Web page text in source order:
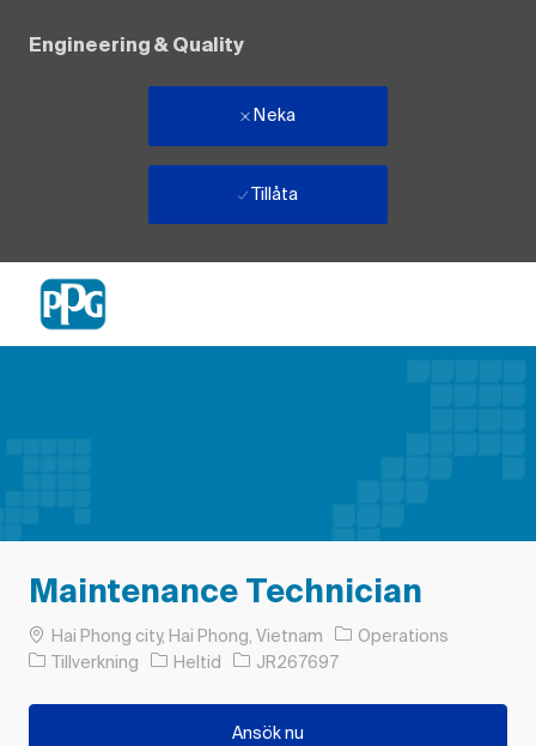
Engineering & Quality
Neka
Tillåta
Maintenance Technician
PlatsHai Phong city, Hai Phong, Vietnam
Operations
Kategori
Tillverkning Typ av jobb
Heltid Jobb-ID
JR267697
Ansök nu